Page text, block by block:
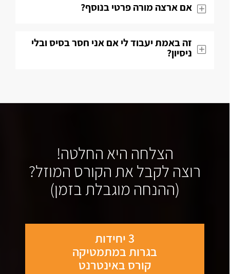
אם ארצה מורה פרטי בנוסף?
זה באמת יעבוד לי אם אני חסר בסיס ובלי
ניסיון?
הצלחה היא החלטה!
רוצה לקבל את הקורס המוזל?
(ההנחה מוגבלת בזמן)
3 יחידות
בגרות במתמטיקה
קורס באינטרנט